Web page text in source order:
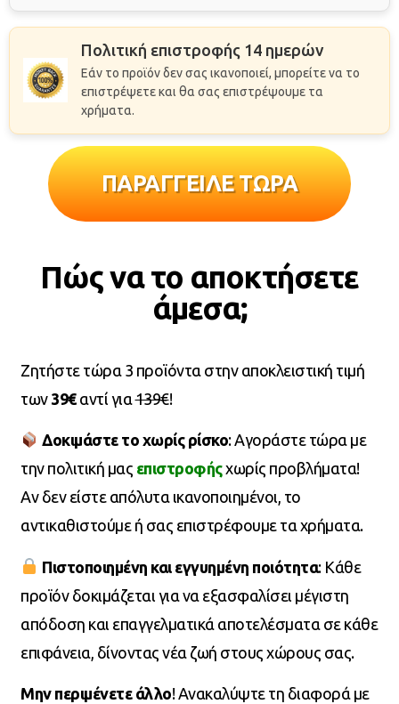
Πολιτική επιστροφής 14 ημερών
Εάν το προϊόν δεν σας ικανοποιεί, μπορείτε να το
επιστρέψετε και θα σας επιστρέψουμε τα
χρήματα.
ΠΑΡΑΓΓΕΙΛΕ ΤΩΡΑ
Πώς να το αποκτήσετε
άμεσα;
Ζητήστε τώρα 3 προϊόντα στην αποκλειστική τιμή
των 39€αντί για139€!
Δοκιμάστε το χωρίς ρίσκο: Αγοράστε τώρα με
την πολιτική μας επιστροφήςχωρίς προβλήματα!
Αν δεν είστε απόλυτα ικανοποιημένοι, το
αντικαθιστούμε ή σας επιστρέφουμε τα χρήματα.
Πιστοποιημένη και εγγυημένη ποιότητα: Κάθε
προϊόν δοκιμάζεται για να εξασφαλίσει μέγιστη
απόδοση και επαγγελματικά αποτελέσματα σε κάθε
επιφάνεια, δίνοντας νέα ζωή στους χώρους σας.
Μην περιμένετε άλλο! Ανακαλύψτε τη διαφορά με